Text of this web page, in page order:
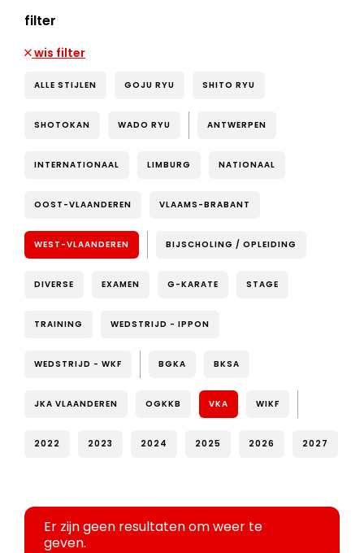
filter
wis filter
ALLE STIJLEN GOJU RYU SHITO RYU
SHOTOKAN WADO RYU ANTWERPEN
INTERNATIONAAL LIMBURG NATIONAAL
OOST-VLAANDEREN VLAAMS-BRABANT
WEST-VLAANDEREN BIJSCHOLING / OPLEIDING
DIVERSE EXAMEN G-KARATE STAGE
TRAINING WEDSTRIJD - IPPON
WEDSTRIJD - WKF BGKA BKSA
JKA VLAANDEREN OGKKB VKA WIKF
2022 2023 2024 2025 2026 2027
Er zijn geen resultaten om weer te
geven.